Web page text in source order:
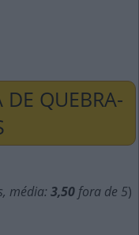
DE QUEBRA-
média: 3,50 fora de 5)